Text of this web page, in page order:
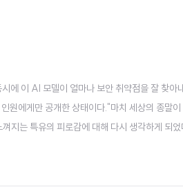
이 AI 모델이 얼마나 보안 취약점을 잘 찾아
원에게만 공개한 상태이다."마치 세상의 종말
지는 특유의 피로감에 대해 다시 생각하게 되